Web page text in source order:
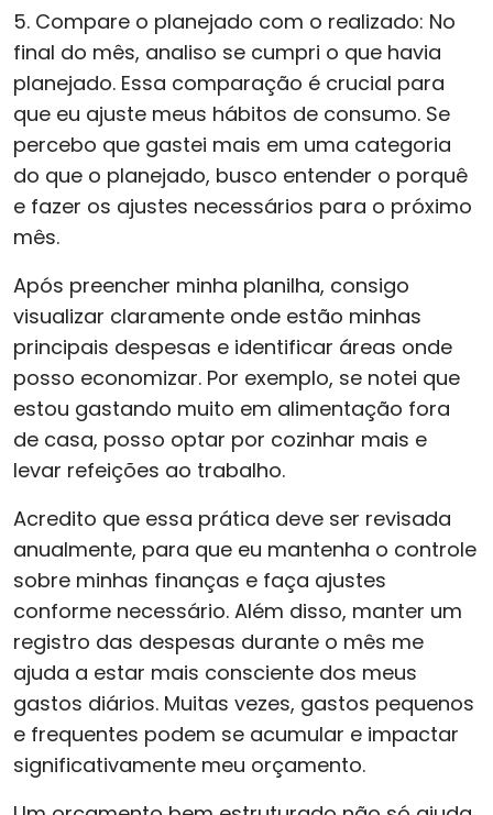
5. Compare o planejado com o realizado: No
final do mês, analiso se cumpri o que havia
planejado. Essa comparação é crucial para
que eu ajuste meus hábitos de consumo. Se
percebo que gastei mais em uma categoria
do que o planejado, busco entender o porquê
e fazer os ajustes necessários para o próximo
mês.
Após preencher minha planilha, consigo
visualizar claramente onde estão minhas
principais despesas e identificar áreas onde
posso economizar. Por exemplo, se notei que
estou gastando muito em alimentação fora
de casa, posso optar por cozinhar mais e
levar refeições ao trabalho.
Acredito que essa prática deve ser revisada
anualmente, para que eu mantenha o controle
sobre minhas finanças e faça ajustes
conforme necessário. Além disso, manter um
registro das despesas durante o mês me
ajuda a estar mais consciente dos meus
gastos diários. Muitas vezes, gastos pequenos
e frequentes podem se acumular e impactar
significativamente meu orçamento.